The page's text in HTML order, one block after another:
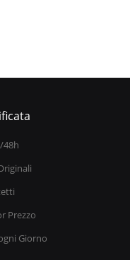
48h
Prezzo
Giorno